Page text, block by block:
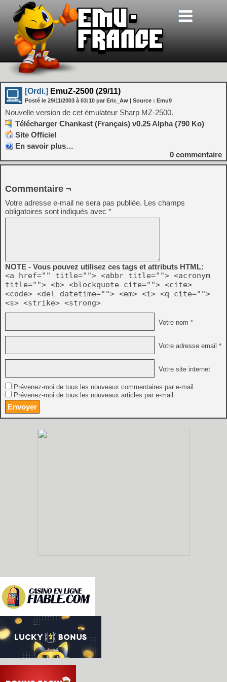
[Ordi.] EmuZ-2500 (29/11)
Posté le 29/11/2003 à 03:10 par Eric_Aw | Source : Emu9
Nouvelle version de cet émulateur Sharp MZ-2500.
Télécharger Chankast (Français) v0.25 Alpha (790 Ko)
Site Officiel
En savoir plus…
0 commentaire
Commentaire ¬
Votre adresse e-mail ne sera pas publiée. Les champs
obligatoires sont indiqués avec *
NOTE - Vous pouvez utilisez ces tags et attributs HTML:
<a href="" title=""> <abbr title=""> <acronym
title=""> <b> <blockquote cite=""> <cite>
<code> <del datetime=""> <em> <i> <q cite="">
<s> <strike> <strong>
Votre nom *
Votre adresse email *
Votre site internet
Prévenez-moi de tous les nouveaux commentaires par e-mail.
Prévenez-moi de tous les nouveaux articles par e-mail.